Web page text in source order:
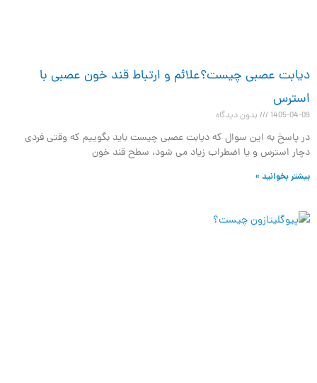
دیابت عصبی چیست؟علائم و ارتباط قند خون عصبی با
استرس
1405-04-09 بدون دیدگاه
در پاسخ به این سوال که دیابت عصبی چیست باید بگوییم که وقتی فردی
دچار استرس و یا اضطراب زیاد می شود، سطح قند خون
بیشتر بخوانید »